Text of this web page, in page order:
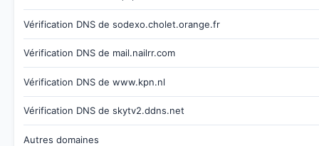
Vérification DNS de sodexo.cholet.orange.fr
Vérification DNS de mail.nailrr.com
Vérification DNS de www.kpn.nl
Vérification DNS de skytv2.ddns.net
Autres domaines